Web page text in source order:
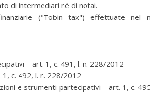
di intermediari né di notai.
("Tobin tax") effettuate nel
– art. 1, c. 491, l. n. 228/2012
c. 492, l. n. 228/2012
e strumenti partecipativi – art. 1, c.